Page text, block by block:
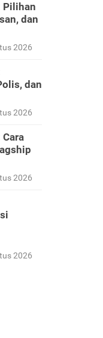
Pilihan
dan
2026
dan
2026
2026
2026